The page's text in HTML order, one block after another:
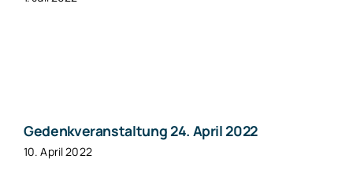
Gedenkveranstaltung 24. April 2022
10. April 2022